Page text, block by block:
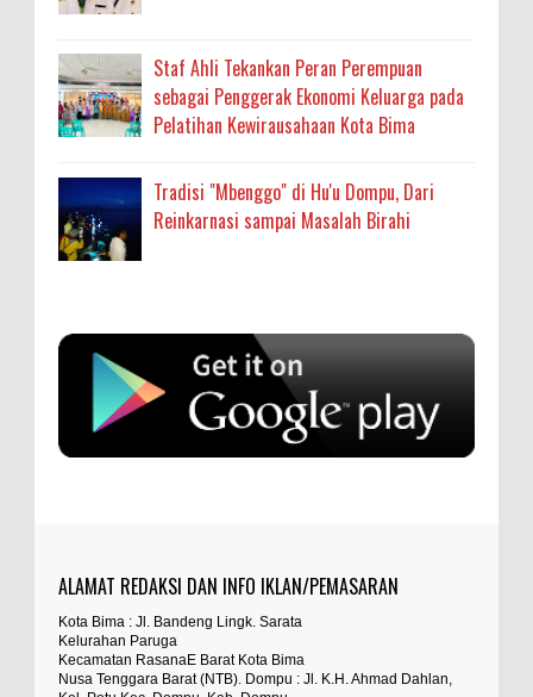
Staf Ahli Tekankan Peran Perempuan
sebagai Penggerak Ekonomi Keluarga pada
Pelatihan Kewirausahaan Kota Bima
Tradisi "Mbenggo" di Hu'u Dompu, Dari
Reinkarnasi sampai Masalah Birahi
Anonymous
sumbu pdk nh org
Anonymous:
percuma ada hukum percuma ada
undang undang kalau tuntutan tidak
SIGAPUAN dan Ikhtiar Kota Bima Menjemput
Korban Kekerasan
Oleh: MardiaturrahmahAdministrasi Kesehatan
Ahli Madya, Dinas Kesehatan... read more
Jul 27 2026
TEGAS! Kapolres Bima PTDH 1 Anggota dan Beri
Reward 8 Personel Berprestasi
Kabupaten Bima, Aktualita – Komitmen
ALAMAT REDAKSI DAN INFO IKLAN/PEMASARAN
Kota Bima : Jl. Bandeng Lingk. Sarata
Kelurahan Paruga
Kecamatan RasanaE Barat Kota Bima
Nusa Tenggara Barat (NTB). Dompu : Jl. K.H. Ahmad Dahlan,